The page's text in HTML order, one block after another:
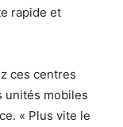
rapide et
ces centres
unités mobiles
« Plus vite le